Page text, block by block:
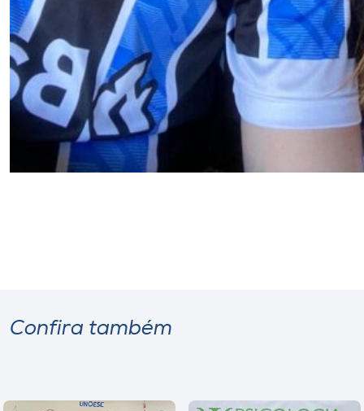
Confira também